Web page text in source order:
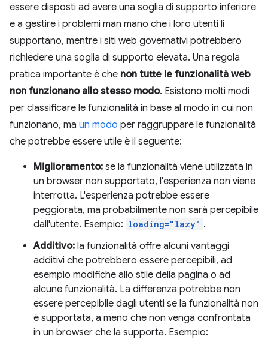
essere disposti ad avere una soglia di supporto inferiore
e a gestire i problemi man mano che i loro utenti li
supportano, mentre i siti web governativi potrebbero
richiedere una soglia di supporto elevata. Una regola
pratica importante è che non tutte le funzionalità web
non funzionano allo stesso modo. Esistono molti modi
per classificare le funzionalità in base al modo in cui non
funzionano, ma un modo per raggruppare le funzionalità
che potrebbe essere utile è il seguente:
Miglioramento: se la funzionalità viene utilizzata in
un browser non supportato, l'esperienza non viene
interrotta. L'esperienza potrebbe essere
peggiorata, ma probabilmente non sarà percepibile
dall'utente. Esempio: loading="lazy" .
Additivo: la funzionalità offre alcuni vantaggi
additivi che potrebbero essere percepibili, ad
esempio modifiche allo stile della pagina o ad
alcune funzionalità. La differenza potrebbe non
essere percepibile dagli utenti se la funzionalità non
è supportata, a meno che non venga confrontata
in un browser che la supporta. Esempio: